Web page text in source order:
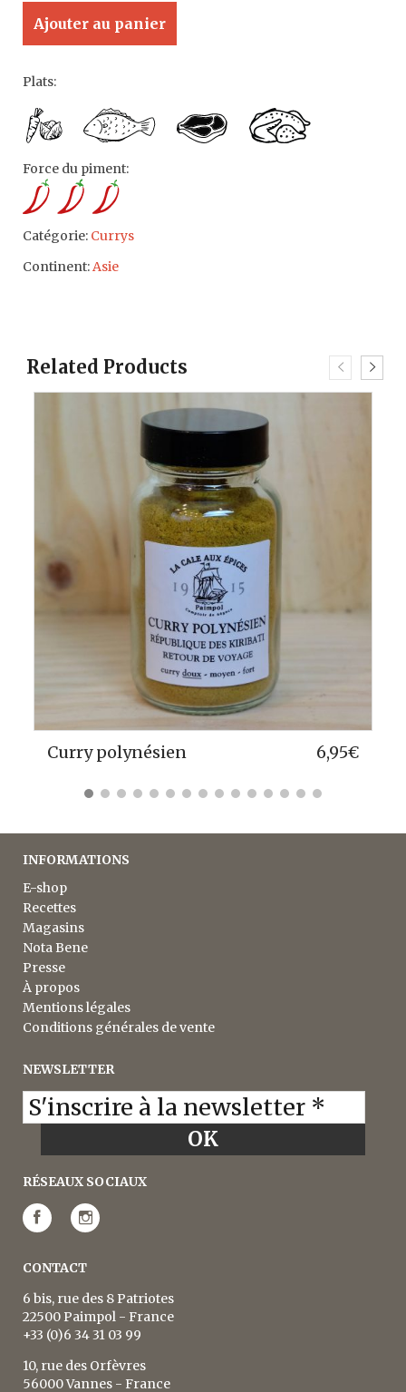
Ajouter au panier
Plats:
Force du piment:
Catégorie: Currys
Continent:Asie
Related Products
Curry de Bombay 6,95
INFORMATIONS
E-shop
Recettes
Magasins
Nota Bene
Presse
À propos
Mentions légales
Conditions générales de vente
NEWSLETTER
RÉSEAUX SOCIAUX
CONTACT
6 bis, rue des 8 Patriotes
22500 Paimpol - France
+33 (0)6 34 31 03 99
10, rue des Orfèvres
56000 Vannes - France